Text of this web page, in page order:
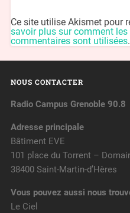
Ce site utilise Akismet pour
savoir plus sur comment les
commentaires sont utilisées.
NOUS CONTACTER
Radio Campus Grenoble 90.8
Adresse principale
Bâtiment EVE
101 place du Torrent –
38400 Saint-Martin-d’Hères
Vous pouvez aussi nous
Le Ciel